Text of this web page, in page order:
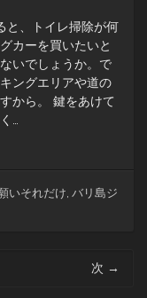
と、トイレ掃除が何
カーを買いたいと
いでしょうか。で
ングエリアや道の
から。 鍵をあけて
…
いそれだけ, バリ島ジ
次 →